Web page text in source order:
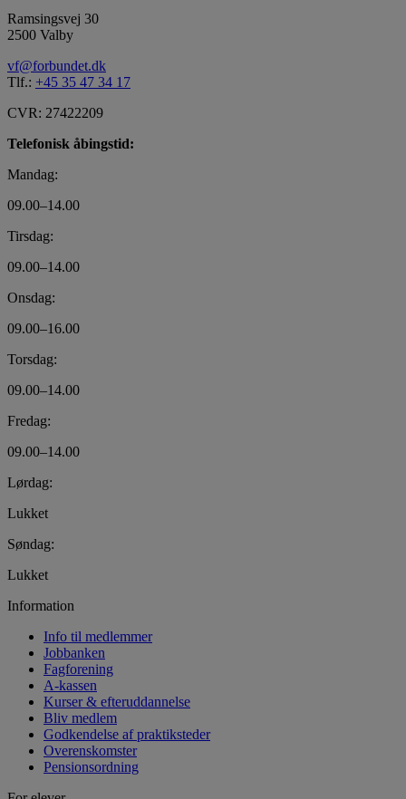
Ramsingsvej 30
2500 Valby
vf@forbundet.dk
Tlf.: +45 35 47 34 17
CVR: 27422209
Telefonisk åbingstid:
Mandag:
09.00–14.00
Tirsdag:
09.00–14.00
Onsdag:
09.00–16.00
Torsdag:
09.00–14.00
Fredag:
09.00–14.00
Lørdag:
Lukket
Søndag:
Lukket
Information
Info til medlemmer
Jobbanken
Fagforening
A-kassen
Kurser & efteruddannelse
Bliv medlem
Godkendelse af praktiksteder
Overenskomster
Pensionsordning